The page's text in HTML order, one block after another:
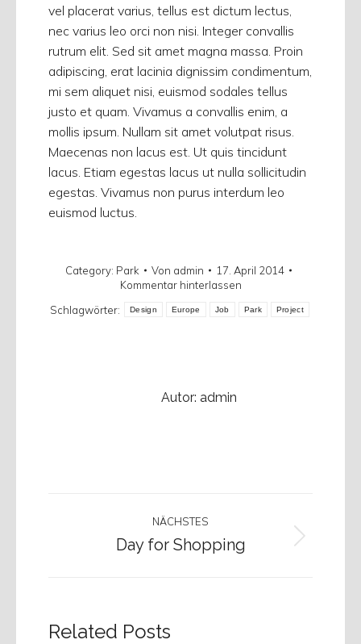
vel placerat varius, tellus est dictum lectus,
nec varius leo orci non nisi. Integer convallis
rutrum elit. Sed sit amet magna massa. Proin
adipiscing, erat lacinia dignissim condimentum,
mi sem aliquet nisi, euismod sodales tellus
justo et quam. Vivamus a convallis enim, a
mollis ipsum. Nullam sit amet volutpat risus.
Maecenas non lacus est. Ut quis tincidunt
lacus. Etiam egestas lacus ut nulla sollicitudin
egestas. Vivamus non purus interdum leo
euismod luctus.
Category: Park Von admin
17. April 2014
Kommentar hinterlassen
Schlagwörter:
Design Europe Job Park Project
Autor: admin
Kommentarnavigation
NÄCHSTES
Nächster
Day for Shopping
Related Posts